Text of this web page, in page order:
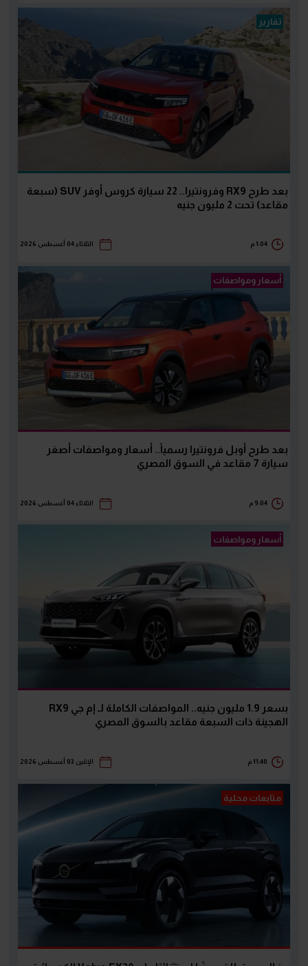
تقارير
بعد طرح RX9 وفرونتيرا.. 22 سيارة كروس أوفر SUV (سبعة
مقاعد) تحت 2 مليون جنيه
1:04 م الثلاثاء 04 أغسطس 2026
أسعار ومواصفات
بعد طرح أوبل فرونتيرا رسمياً.. أسعار ومواصفات أصغر
سيارة 7 مقاعد في السوق المصري
9:04 م الثلاثاء 04 أغسطس 2026
أسعار ومواصفات
بسعر 1.9 مليون جنيه.. المواصفات الكاملة لـ إم جي RX9
الهجينة ذات السبعة مقاعد بالسوق المصري
11:40 م الإثنين 03 أغسطس 2026
متابعات محلية